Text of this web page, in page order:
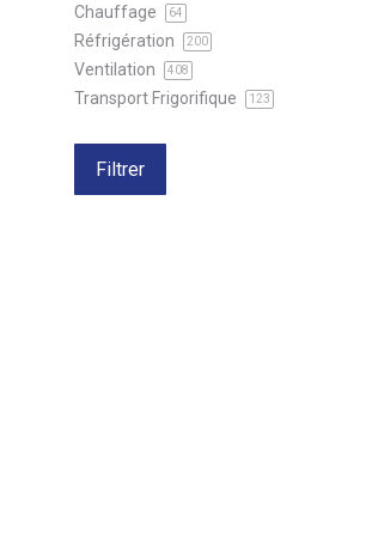
Chauffage 64
Réfrigération 200
Ventilation 408
Transport Frigorifique 123
Filtrer